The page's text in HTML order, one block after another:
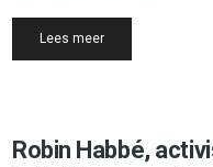
Lees meerDetails
Robin Habbé,